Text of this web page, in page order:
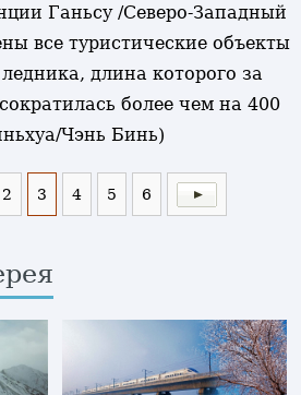
Ганьсу /Северо-Западный
все туристические объекты
длина которого за
более чем на 400
Чэнь Бинь)
2 3 4 5 6